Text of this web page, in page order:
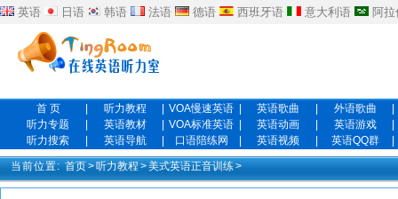
英语 日语 韩语 法语 德语 西班牙语 意大利语 阿
首 页 听力教程 VOA慢速英语 英语歌曲 外语歌曲
听力专题
英语教材 VOA标准英语 英语动画 英语游戏
听力搜索
英语导航 口语陪练网 英语视频 英语QQ群
当前位置: 首页>听力教程 >美式英语正音训练>